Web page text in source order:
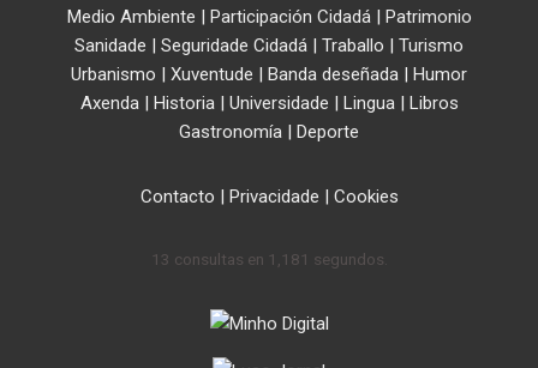
Medio Ambiente | Participación Cidadá| Patrimonio
Sanidade | Seguridade Cidadá | Traballo | Turismo
Urbanismo | Xuventude | Banda deseñada | Humor
Axenda| Historia| Universidade | Lingua| Libros
Gastronomía | Deporte
Contacto | Privacidade | Cookies
13 consultas en 1,181 segundos.